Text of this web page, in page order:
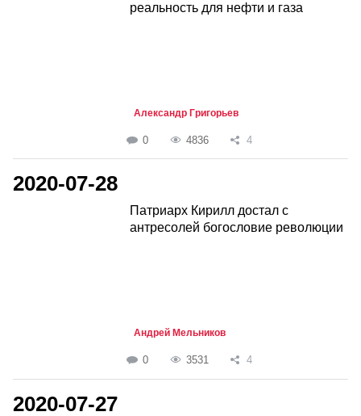
реальность для нефти и газа
Александр Григорьев
0 4836 4
2020-07-28
Патриарх Кирилл достал с
антресолей богословие революции
Андрей Мельников
0 3531 4
2020-07-27